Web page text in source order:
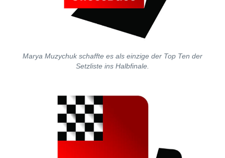
Marya Muzychuk schaffte es als einzige der Top Ten der
Setzliste ins Halbfinale.